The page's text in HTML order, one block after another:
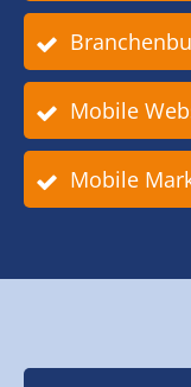
Mobile
Mobile